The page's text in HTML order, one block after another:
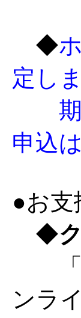
◆
定し
期
申込
●お支
◆
「
ンラ